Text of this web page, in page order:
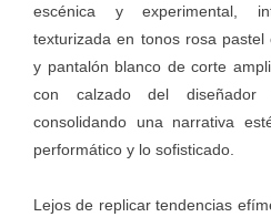
escénica y experimental,
texturizada en tonos rosa
y pantalón blanco de corte
con calzado del diseñador
consolidando una narrativa
performático y lo sofisticado.
Lejos de replicar tendencias